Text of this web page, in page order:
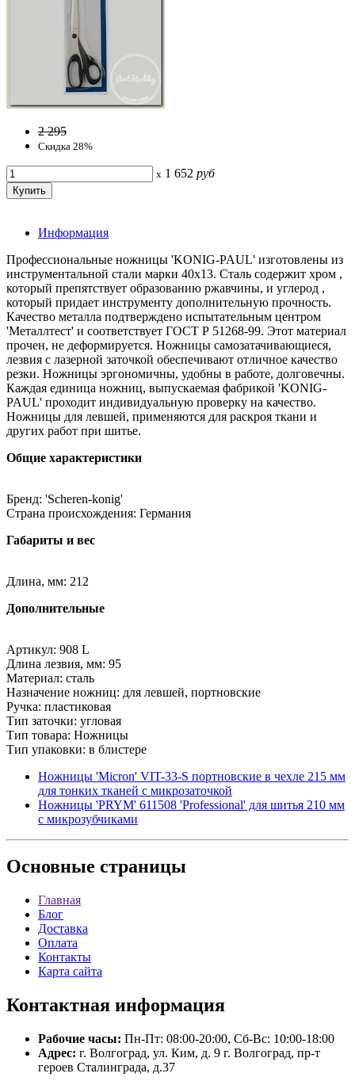
2 295
Скидка 28%
x 1 652 руб
Информация
Профессиональные ножницы 'KONIG-PAUL' изготовлены из
инструментальной стали марки 40х13. Сталь содержит хром ,
который препятствует образованию ржавчины, и углерод ,
который придает инструменту дополнительную прочность.
Качество металла подтверждено испытательным центром
'Металлтест' и соответствует ГОСТ Р 51268-99. Этот материал
прочен, не деформируется. Ножницы самозатачивающиеся,
лезвия с лазерной заточкой обеспечивают отличное качество
резки. Ножницы эргономичны, удобны в работе, долговечны.
Каждая единица ножниц, выпускаемая фабрикой 'KONIG-
PAUL' проходит индивидуальную проверку на качество.
Ножницы для левшей, применяются для раскроя ткани и
других работ при шитье.
Общие характеристики
Бренд: 'Scheren-konig'
Страна происхождения: Германия
Габариты и вес
Длина, мм: 212
Дополнительные
Артикул: 908 L
Длина лезвия, мм: 95
Материал: сталь
Назначение ножниц: для левшей, портновские
Ручка: пластиковая
Тип заточки: угловая
Тип товара: Ножницы
Тип упаковки: в блистере
Ножницы 'Micron' VIT-33-S портновские в чехле 215 мм
для тонких тканей с микрозаточкой
Ножницы 'PRYM' 611508 'Professional' для шитья 210 мм
с микрозубчиками
Основные страницы
Главная
Блог
Доставка
Оплата
Контакты
Карта сайта
Контактная информация
Рабочие часы: Пн-Пт: 08:00-20:00, Сб-Вс: 10:00-18:00
Адрес: г. Волгоград, ул. Ким, д. 9 г. Волгоград, пр-т
героев Сталинграда, д.37